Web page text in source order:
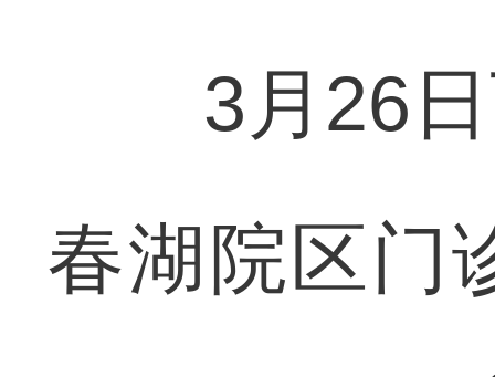
3月26日
春湖院区门